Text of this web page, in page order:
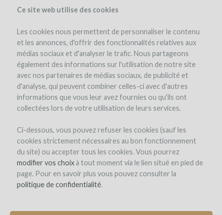
Ce site web utilise des cookies
Les cookies nous permettent de personnaliser le contenu
et les annonces, d'offrir des fonctionnalités relatives aux
médias sociaux et d'analyser le trafic. Nous partageons
également des informations sur l'utilisation de notre site
avec nos partenaires de médias sociaux, de publicité et
d'analyse, qui peuvent combiner celles-ci avec d'autres
informations que vous leur avez fournies ou qu'ils ont
collectées lors de votre utilisation de leurs services.
Ci-dessous, vous pouvez refuser les cookies (sauf les
cookies strictement nécessaires au bon fonctionnement
du site) ou accepter tous les cookies. Vous pourrez
modifier vos choixà tout moment via le lien situé en pied de
page. Pour en savoir plus vous pouvez consulter la
politique de confidentialité.
el proyecto
Domaine Baudon
RÉIMPLANTATION DE CÉPAGES
BLANCS SUR LE TERROIR DE
MONTAGNE SAINT-ÉMILION